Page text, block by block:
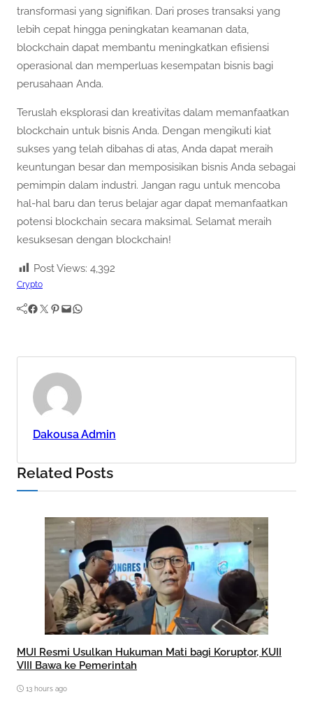
transformasi yang signifikan. Dari proses transaksi yang
lebih cepat hingga peningkatan keamanan data,
blockchain dapat membantu meningkatkan efisiensi
operasional dan memperluas kesempatan bisnis bagi
perusahaan Anda.
Teruslah eksplorasi dan kreativitas dalam memanfaatkan
blockchain untuk bisnis Anda. Dengan mengikuti kiat
sukses yang telah dibahas di atas, Anda dapat meraih
keuntungan besar dan memposisikan bisnis Anda sebagai
pemimpin dalam industri. Jangan ragu untuk mencoba
hal-hal baru dan terus belajar agar dapat memanfaatkan
potensi blockchain secara maksimal. Selamat meraih
kesuksesan dengan blockchain!
Post Views: 4,392
Crypto
Facebook Twitter Pinterest Mail WhatsApp
Dakousa Admin
Related Posts
MUI Resmi Usulkan Hukuman Mati bagi Koruptor, KUII
VIII Bawa ke Pemerintah
13 hours ago